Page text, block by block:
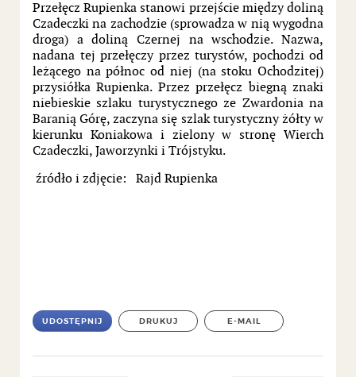
Przełęcz Rupienka stanowi przejście między doliną
Czadeczki na zachodzie (sprowadza w nią wygodna
droga) a doliną Czernej na wschodzie. Nazwa,
nadana tej przełęczy przez turystów, pochodzi od
leżącego na północ od niej (na stoku Ochodzitej)
przysiółka Rupienka. Przez przełęcz biegną znaki
niebieskie szlaku turystycznego ze Zwardonia na
Baranią Górę, zaczyna się szlak turystyczny żółty w
kierunku Koniakowa i zielony w stronę Wierch
Czadeczki, Jaworzynki i Trójstyku.
źródło i zdjęcie: Rajd Rupienka
UDOSTĘPNIJ DRUKUJ E-MAIL